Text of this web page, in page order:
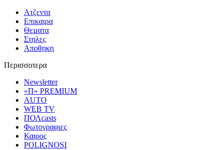
Ατζεντα
Επικαιρα
Θεματα
Στηλες
Αποθηκη
Περισσοτερα
Newsletter
«Π» PREMIUM
AUTO
WEB TV
ΠΟΛcasts
Φωτογραφιες
Καιρος
POLIGNOSI